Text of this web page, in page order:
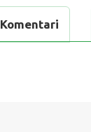
Komentari